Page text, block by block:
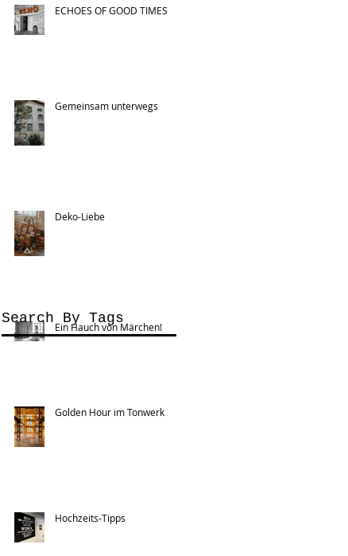
ECHOES OF GOOD TIMES
Gemeinsam unterwegs
Deko-Liebe
Ein Hauch von Märchen!
Golden Hour im Tonwerk
Hochzeits-Tipps
Search By Tags